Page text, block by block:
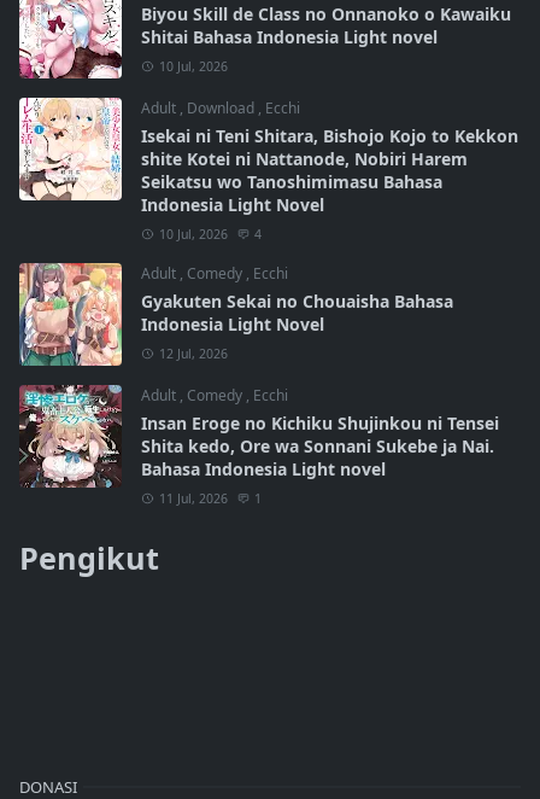
Biyou Skill de Class no Onnanoko o Kawaiku
Shitai Bahasa Indonesia Light novel
10 Jul, 2026
Adult , Download , Ecchi
Isekai ni Teni Shitara, Bishojo Kojo to Kekkon
shite Kotei ni Nattanode, Nobiri Harem
Seikatsu wo Tanoshimimasu Bahasa
Indonesia Light Novel
10 Jul, 2026 4
Adult , Comedy , Ecchi
Gyakuten Sekai no Chouaisha Bahasa
Indonesia Light Novel
12 Jul, 2026
Adult , Comedy , Ecchi
Insan Eroge no Kichiku Shujinkou ni Tensei
Shita kedo, Ore wa Sonnani Sukebe ja Nai.
Bahasa Indonesia Light novel
11 Jul, 2026 1
Pengikut
DONASI